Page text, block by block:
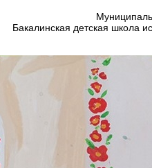
Бакалинская детская школа